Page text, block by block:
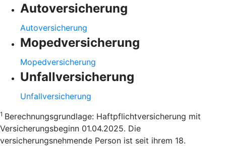
Autoversicherung
Autoversicherung
Mopedversicherung
Mopedversicherung
Unfallversicherung
Unfallversicherung
1 Berechnungsgrundlage: Haftpflichtversicherung mit
Versicherungsbeginn 01.04.2025. Die
versicherungsnehmende Person ist seit ihrem 18.